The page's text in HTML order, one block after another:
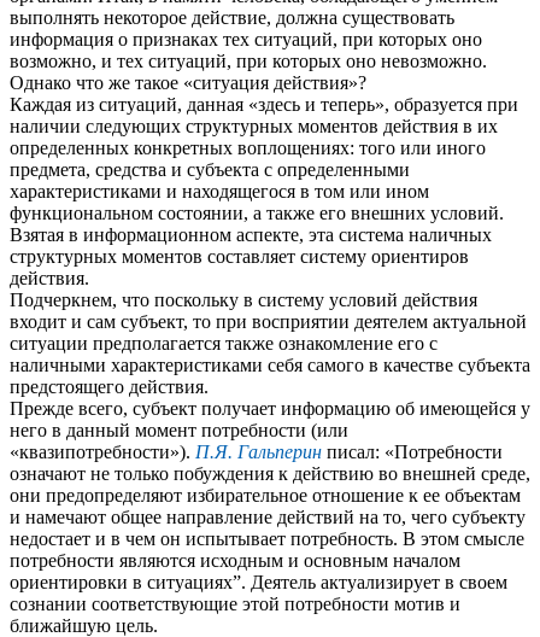
выполнять некоторое действие, должна существовать
информация о признаках тех ситуаций, при которых оно
возможно, и тех ситуаций, при которых оно невозможно.
Однако что же такое «ситуация действия»?
Каждая из ситуаций, данная «здесь и теперь», образуется при
наличии следующих структурных моментов действия в их
определенных конкретных воплощениях: того или иного
предмета, средства и субъекта с определенными
характеристиками и находящегося в том или ином
функциональном состоянии, а также его внешних условий.
Взятая в информационном аспекте, эта система наличных
структурных моментов составляет систему ориентиров
действия.
Подчеркнем, что поскольку в систему условий действия
входит и сам субъект, то при восприятии деятелем актуальной
ситуации предполагается также ознакомление его с
наличными характеристиками себя самого в качестве субъекта
предстоящего действия.
Прежде всего, субъект получает информацию об имеющейся у
него в данный момент потребности (или
«квазипотребности»). П.Я. Гальперин писал: «Потребности
означают не только побуждения к действию во внешней среде,
они предопределяют избирательное отношение к ее объектам
и намечают общее направление действий на то, чего субъекту
недостает и в чем он испытывает потребность. В этом смысле
потребности являются исходным и основным началом
ориентировки в ситуациях”. Деятель актуализирует в своем
сознании соответствующие этой потребности мотив и
ближайшую цель.